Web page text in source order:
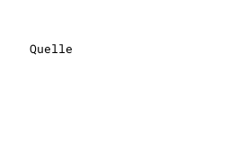
Quelle